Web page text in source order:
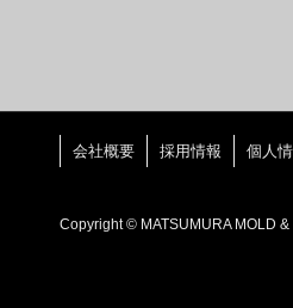
会社概要 採用情報 個人
Copyright © MATSUMURA MOLD